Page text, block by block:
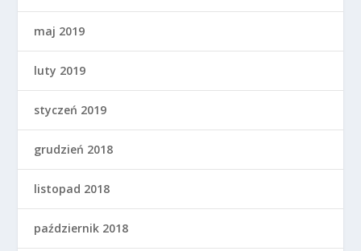
maj 2019
luty 2019
styczeń 2019
grudzień 2018
listopad 2018
październik 2018